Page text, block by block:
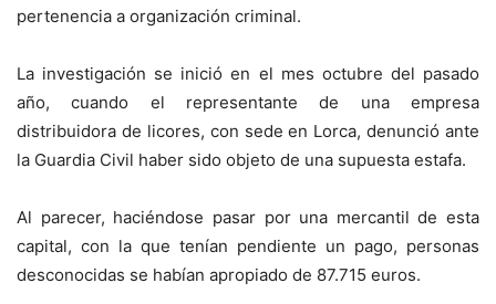
pertenencia a organización criminal.
La investigación se inició en el mes octubre del pasado
año, cuando el representante de una empresa
distribuidora de licores, con sede en Lorca, denunció ante
la Guardia Civil haber sido objeto de una supuesta estafa.
Al parecer, haciéndose pasar por una mercantil de esta
capital, con la que tenían pendiente un pago, personas
desconocidas se habían apropiado de 87.715 euros.